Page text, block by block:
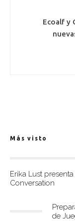
Ecoalf y
Más visto
Erika Lust
Conversation
de